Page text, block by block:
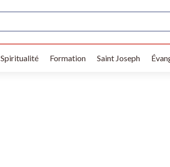
Spiritualité Formation Saint Joseph